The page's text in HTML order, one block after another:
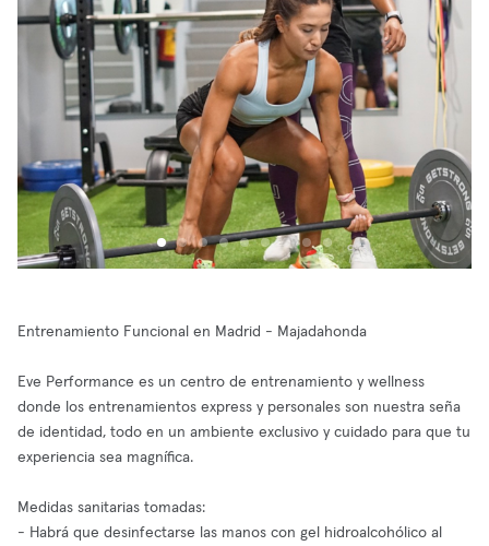
Entrenamiento Funcional en Madrid - Majadahonda
Eve Performance es un centro de entrenamiento y wellness
donde los entrenamientos express y personales son nuestra seña
de identidad, todo en un ambiente exclusivo y cuidado para que tu
experiencia sea magnífica.
Medidas sanitarias tomadas:
- Habrá que desinfectarse las manos con gel hidroalcohólico al